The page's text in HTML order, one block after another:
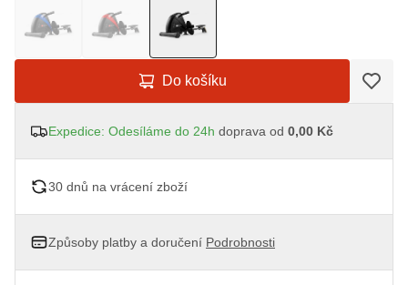
Do košíku
Expedice: Odesíláme do 24h doprava od 0,00 Kč
30 dnů na vrácení zboží
Způsoby platby a doručení Podrobnosti